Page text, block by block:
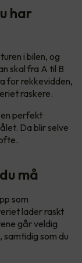
har
i bilen, og
skal fra A til B
for rekkevidden,
raskere.
perfekt
Da blir selve
må
som
lader raskt
går veldig
som du